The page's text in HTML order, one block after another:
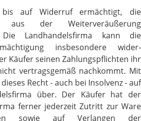
auf Widerruf ermächtigt, die
aus der Weiterveräußerung
Die Landhandelsfirma kann die
insbesondere wider-
Käufer seinen Zahlungspflichten ihr
vertragsgemäß nachkommt. Mit
Recht - auch bei Insolvenz - auf
über. Der Käufer hat der
ferner jederzeit Zutritt zur Ware
sowie auf Verlangen der